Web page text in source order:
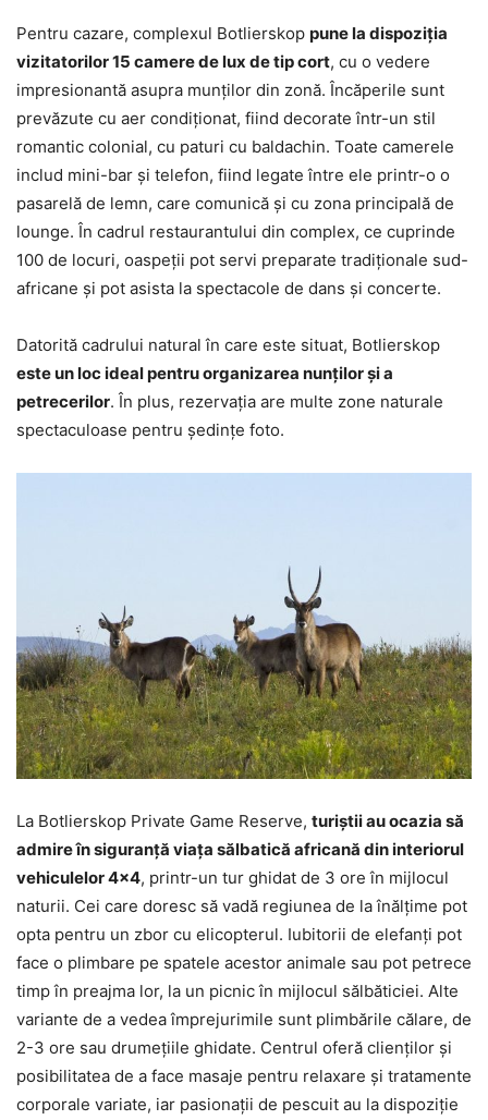
Pentru cazare, complexul Botlierskop pune la dispoziţia
vizitatorilor 15 camere de lux de tip cort, cu o vedere
impresionantă asupra munţilor din zonă. Încăperile sunt
prevăzute cu aer condiţionat, fiind decorate într-un stil
romantic colonial, cu paturi cu baldachin. Toate camerele
includ mini-bar şi telefon, fiind legate între ele printr-o o
pasarelă de lemn, care comunică şi cu zona principală de
lounge. În cadrul restaurantului din complex, ce cuprinde
100 de locuri, oaspeţii pot servi preparate tradiţionale sud-
africane şi pot asista la spectacole de dans şi concerte.
Datorită cadrului natural în care este situat, Botlierskop
este un loc ideal pentru organizarea nunților şi a
petrecerilor. În plus, rezervaţia are multe zone naturale
spectaculoase pentru şedinţe foto.
La Botlierskop Private Game Reserve, turiştii au ocazia să
admire în siguranţă viaţa sălbatică africană din interiorul
vehiculelor 4×4, printr-un tur ghidat de 3 ore în mijlocul
naturii. Cei care doresc să vadă regiunea de la înălţime pot
opta pentru un zbor cu elicopterul. Iubitorii de elefanţi pot
face o plimbare pe spatele acestor animale sau pot petrece
timp în preajma lor, la un picnic în mijlocul sălbăticiei. Alte
variante de a vedea împrejurimile sunt plimbările călare, de
2-3 ore sau drumeţiile ghidate. Centrul oferă clienţilor şi
posibilitatea de a face masaje pentru relaxare şi tratamente
corporale variate, iar pasionaţii de pescuit au la dispoziţie